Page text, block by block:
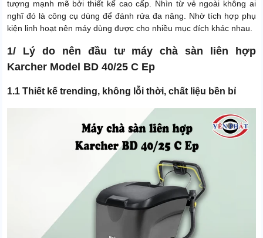
tượng mạnh mẽ bởi thiết kế cao cấp. Nhìn từ vẻ ngoài không ai
nghĩ đó là công cụ dùng để đánh rửa đa năng. Nhờ tích hợp phụ
kiện linh hoạt nên máy dùng được cho nhiều mục đích khác nhau.
1/ Lý do nên đầu tư máy chà sàn liên hợp
Karcher Model BD 40/25 C Ep
1.1 Thiết kế trending, không lỗi thời, chất liệu bền bỉ